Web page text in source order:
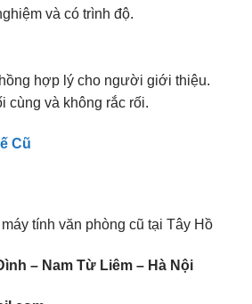
và có trình độ.
hợp lý cho người giới thiệu.
cùng và không rắc rối.
Cũ
tính văn phòng cũ tại Tây Hồ
– Nam Từ Liêm – Hà Nội